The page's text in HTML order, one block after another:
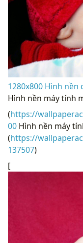
1280x800 Hình nền
Hình nền máy tính
(https://
00 Hình nền máy
(https://
137507)
[